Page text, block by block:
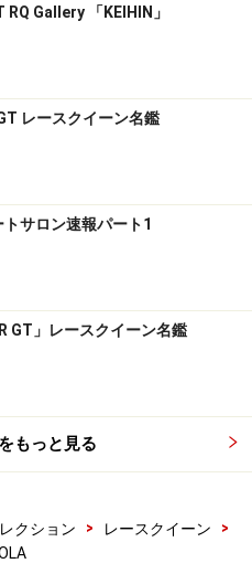
RQ Gallery 「KEIHIN」
レースクイーン名鑑
サロン速報パート1
GT」レースクイーン名鑑
もっと見る
クション > レースクイーン
>